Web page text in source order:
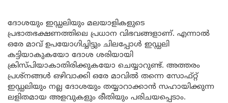
ദോശയും ഇഡ്ഡലിയും മലയാളികളുടെ
പ്രഭാതഭക്ഷണത്തിലെ പ്രധാന വിഭവങ്ങളാണ്. എന്നാൽ
ഒരേ മാവ് ഉപയോഗിച്ചിട്ടും ചിലപ്പോൾ ഇഡ്ഡലി
കട്ടിയാകുകയോ ദോശ ശരിയായി
ക്രിസ്പിയാകാതിരിക്കുകയോ ചെയ്യാറുണ്ട്. അത്തരം
പ്രശ്നങ്ങൾ ഒഴിവാക്കി ഒരേ മാവിൽ തന്നെ സോഫ്റ്റ്
ഇഡ്ഡലിയും നല്ല ദോശയും തയ്യാറാക്കാൻ സഹായിക്കുന്ന
ലളിതമായ അളവുകളും രീതിയും പരിചയപ്പെടാം.